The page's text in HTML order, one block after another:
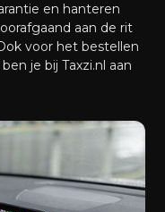
en hanteren
aan de rit
voor het bestellen
je bij Taxzi.nl aan